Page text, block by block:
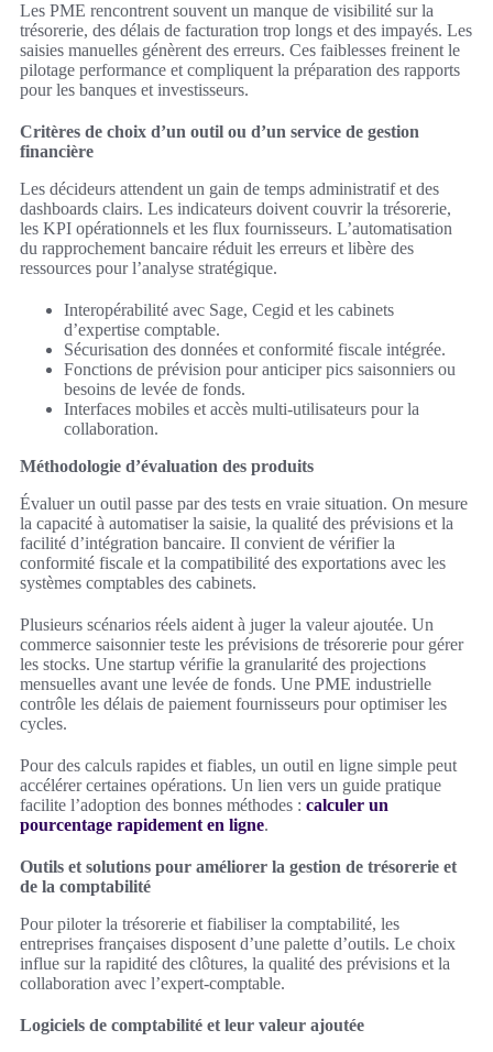
Les PME rencontrent souvent un manque de visibilité sur la
trésorerie, des délais de facturation trop longs et des impayés. Les
saisies manuelles génèrent des erreurs. Ces faiblesses freinent le
pilotage performance et compliquent la préparation des rapports
pour les banques et investisseurs.
Critères de choix d’un outil ou d’un service de gestion
financière
Les décideurs attendent un gain de temps administratif et des
dashboards clairs. Les indicateurs doivent couvrir la trésorerie,
les KPI opérationnels et les flux fournisseurs. L’automatisation
du rapprochement bancaire réduit les erreurs et libère des
ressources pour l’analyse stratégique.
Interopérabilité avec Sage, Cegid et les cabinets
d’expertise comptable.
Sécurisation des données et conformité fiscale intégrée.
Fonctions de prévision pour anticiper pics saisonniers ou
besoins de levée de fonds.
Interfaces mobiles et accès multi-utilisateurs pour la
collaboration.
Méthodologie d’évaluation des produits
Évaluer un outil passe par des tests en vraie situation. On mesure
la capacité à automatiser la saisie, la qualité des prévisions et la
facilité d’intégration bancaire. Il convient de vérifier la
conformité fiscale et la compatibilité des exportations avec les
systèmes comptables des cabinets.
Plusieurs scénarios réels aident à juger la valeur ajoutée. Un
commerce saisonnier teste les prévisions de trésorerie pour gérer
les stocks. Une startup vérifie la granularité des projections
mensuelles avant une levée de fonds. Une PME industrielle
contrôle les délais de paiement fournisseurs pour optimiser les
cycles.
Pour des calculs rapides et fiables, un outil en ligne simple peut
accélérer certaines opérations. Un lien vers un guide pratique
facilite l’adoption des bonnes méthodes : calculer un
pourcentage rapidement en ligne.
Outils et solutions pour améliorer la gestion de trésorerie et
de la comptabilité
Pour piloter la trésorerie et fiabiliser la comptabilité, les
entreprises françaises disposent d’une palette d’outils. Le choix
influe sur la rapidité des clôtures, la qualité des prévisions et la
collaboration avec l’expert-comptable.
Logiciels de comptabilité et leur valeur ajoutée